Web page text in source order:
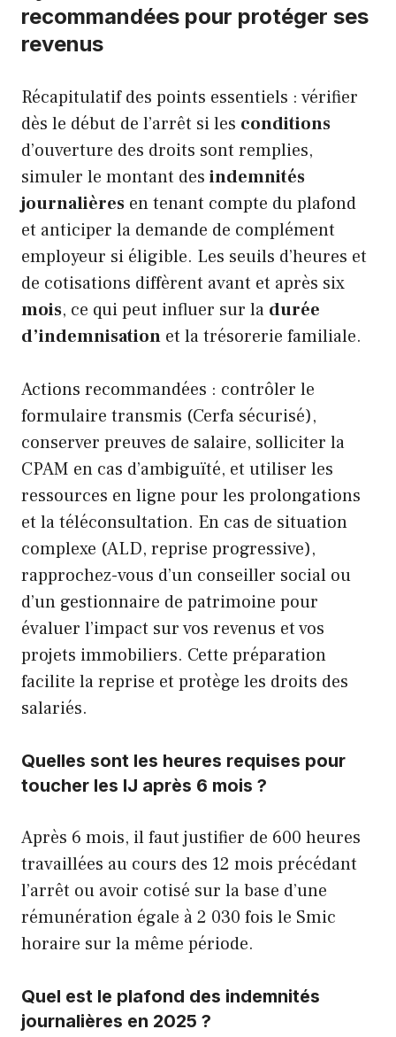
recommandées pour protéger ses
revenus
Récapitulatif des points essentiels : vérifier
dès le début de l’arrêt si les conditions
d’ouverture des droits sont remplies,
simuler le montant des indemnités
journalières en tenant compte du plafond
et anticiper la demande de complément
employeur si éligible. Les seuils d’heures et
de cotisations diffèrent avant et après six
mois, ce qui peut influer sur la durée
d’indemnisation et la trésorerie familiale.
Actions recommandées : contrôler le
formulaire transmis (Cerfa sécurisé),
conserver preuves de salaire, solliciter la
CPAM en cas d’ambiguïté, et utiliser les
ressources en ligne pour les prolongations
et la téléconsultation. En cas de situation
complexe (ALD, reprise progressive),
rapprochez-vous d’un conseiller social ou
d’un gestionnaire de patrimoine pour
évaluer l’impact sur vos revenus et vos
projets immobiliers. Cette préparation
facilite la reprise et protège les droits des
salariés.
Quelles sont les heures requises pour
toucher les IJ après 6 mois ?
Après 6 mois, il faut justifier de 600 heures
travaillées au cours des 12 mois précédant
l’arrêt ou avoir cotisé sur la base d’une
rémunération égale à 2 030 fois le Smic
horaire sur la même période.
Quel est le plafond des indemnités
journalières en 2025 ?